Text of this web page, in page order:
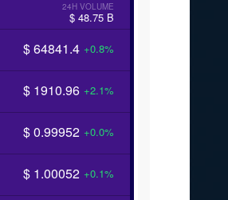
24H VOLUME
$ 48.75 B
$ 64841.4 +0.8%
$ 1910.96 +2.1%
$ 0.99952 +0.0%
$ 1.00052 +0.1%